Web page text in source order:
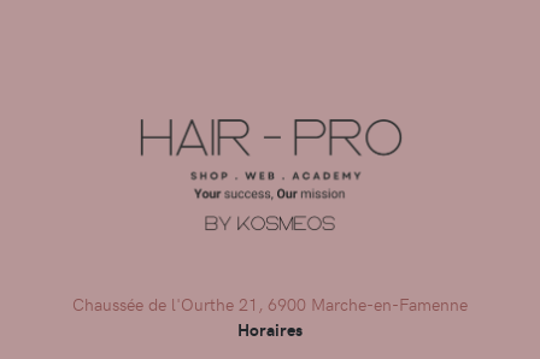
Chaussée de l'Ourthe 21, 6900 Marche-en-Famenne
Horaires